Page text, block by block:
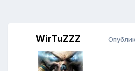
WirTuZZZ